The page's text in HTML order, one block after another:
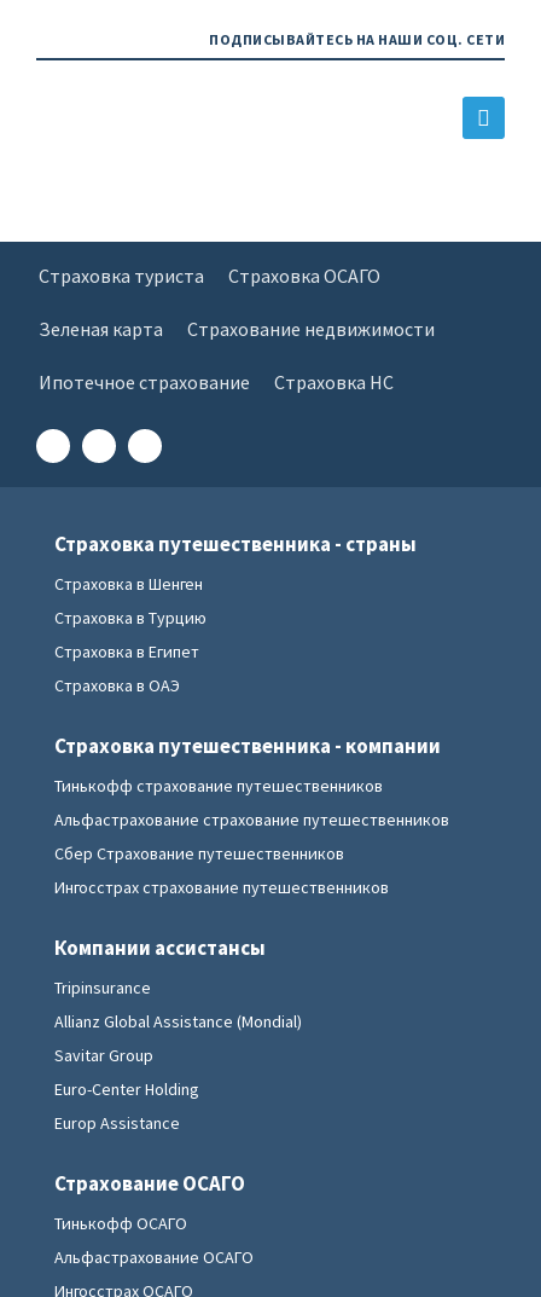
ПОДПИСЫВАЙТЕСЬ НА НАШИ СОЦ. СЕТИ
Страховка туриста Страховка ОСАГО
Зеленая карта Страхование недвижимости
Ипотечное страхование Страховка НС
Страховка путешественника - страны
Страховка в Шенген
Страховка в Турцию
Страховка в Египет
Страховка в ОАЭ
Страховка путешественника - компании
Тинькофф страхование путешественников
Альфастрахование страхование путешественников
Сбер Страхование путешественников
Ингосстрах страхование путешественников
Компании ассистансы
Tripinsurance
Allianz Global Assistance (Mondial)
Savitar Group
Euro-Center Holding
Europ Assistance
Страхование ОСАГО
Тинькофф ОСАГО
Альфастрахование ОСАГО
Ингосстрах ОСАГО